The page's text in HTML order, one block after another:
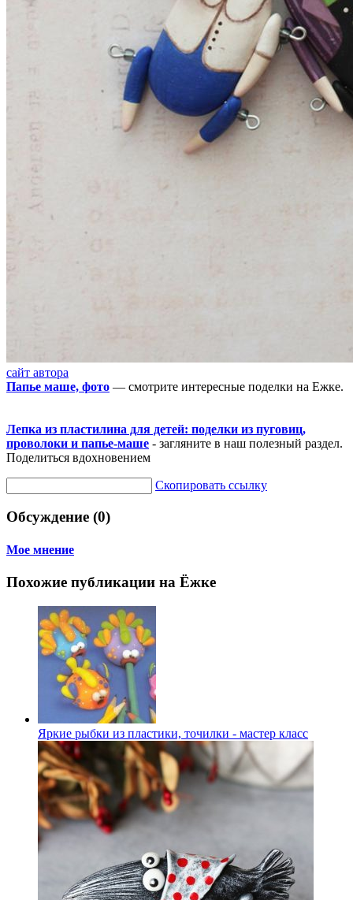
сайт автора
Папье маше, фото — смотрите интересные поделки на Ежке.
Лепка из пластилина для детей: поделки из пуговиц,
проволоки и папье-маше - загляните в наш полезный раздел.
Поделиться вдохновением
Скопировать ссылку
Обсуждение (0)
Мое мнение
Похожие публикации на Ёжке
Яркие рыбки из пластики, точилки - мастер класс